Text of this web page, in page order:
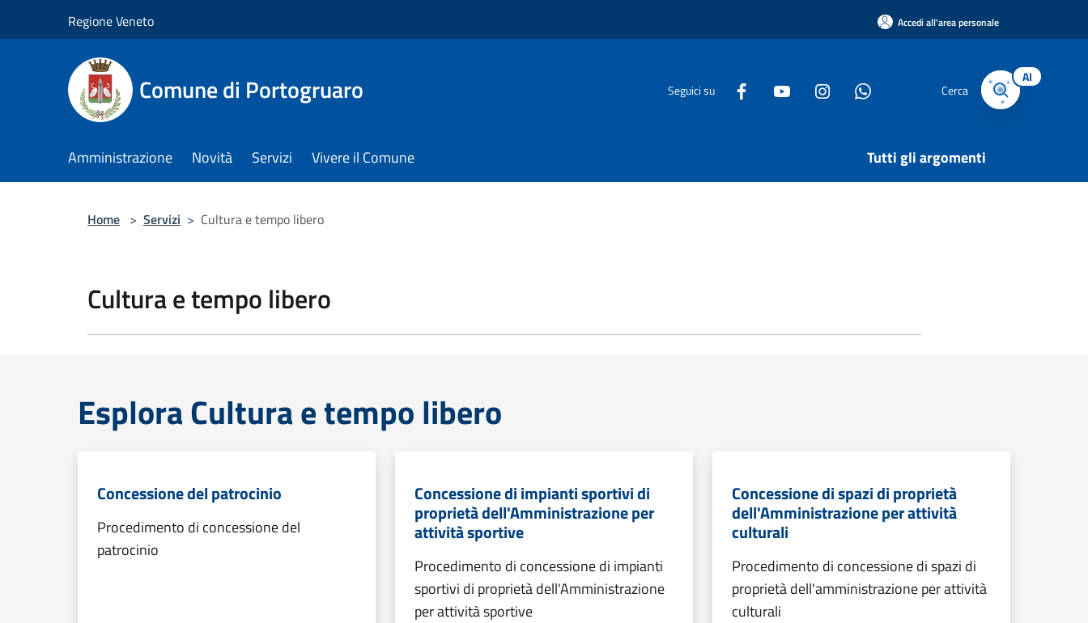
Regione Veneto Accedi all'area personale
Comune di Portogruaro Seguici su Cerca
AI
Amministrazione Novità Servizi Vivere il Comune Tutti gli argomenti
Home > Servizi > Cultura e tempo libero
Cultura e tempo libero
Esplora Cultura e tempo libero
Concessione del patrocinio
Procedimento di concessione del
patrocinio
Concessione di impianti sportivi di
proprietà dell'Amministrazione per
attività sportive
Procedimento di concessione di impianti
sportivi di proprietà dell'Amministrazione
per attività sportive
Concessione di spazi di proprietà
dell'Amministrazione per attività
culturali
Procedimento di concessione di spazi di
proprietà dell'amministrazione per attività
culturali